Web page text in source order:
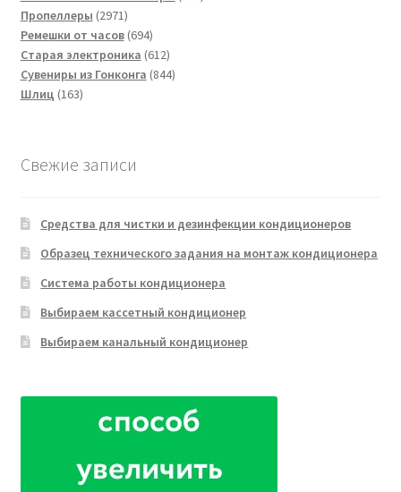
Пропеллеры 29712971
товар
Ремешки от часов 694694
товара
Старая электроника 612612
товаров
Сувениры из Гонконга 844844
Шлиц 163163
Свежие записи
Средства для чистки и дезинфекции кондиционеров
Образец технического задания на монтаж кондиционера
Система работы кондиционера
Выбираем кассетный кондиционер
Выбираем канальный кондиционер